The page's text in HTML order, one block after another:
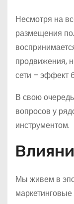
Несмотря на
размещения
продвижения,
сети – эффект
В свою
вопросов у
инструментом.
Мы живем в